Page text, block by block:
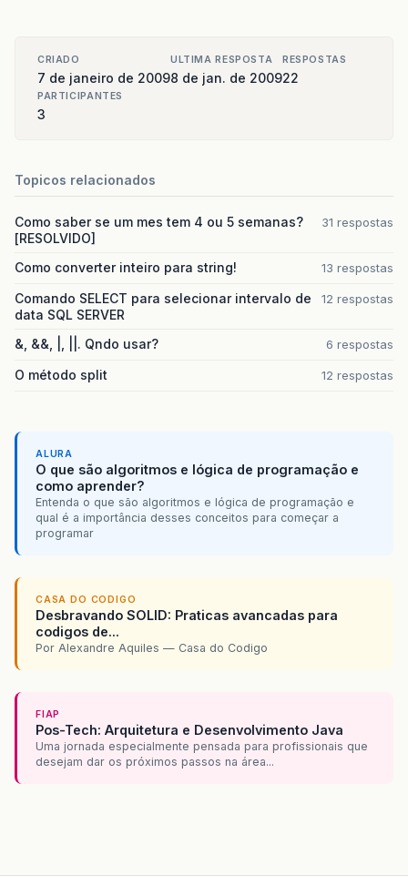
CRIADO
7 de janeiro de 2009
ULTIMA RESPOSTA
8 de jan. de 2009
RESPOSTAS
22
PARTICIPANTES
3
Topicos relacionados
Como saber se um mes tem 4 ou 5 semanas?
[RESOLVIDO]
31 respostas
Como converter inteiro para string! 13 respostas
Comando SELECT para selecionar intervalo de
data SQL SERVER
12 respostas
&, &&, |, ||. Qndo usar? 6 respostas
O método split 12 respostas
ALURA
O que são algoritmos e lógica de programação e
como aprender?
Entenda o que são algoritmos e lógica de programação e
qual é a importância desses conceitos para começar a
programar
CASA DO CODIGO
Desbravando SOLID: Praticas avancadas para
codigos de...
Por Alexandre Aquiles — Casa do Codigo
FIAP
Pos-Tech: Arquitetura e Desenvolvimento Java
Uma jornada especialmente pensada para profissionais que
desejam dar os próximos passos na área...